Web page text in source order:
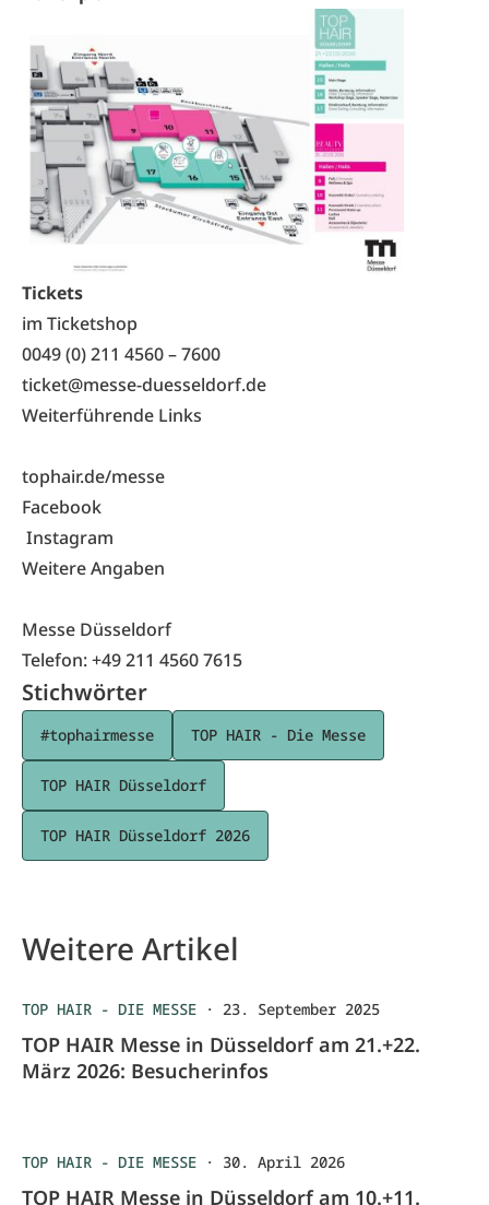
Tickets
im Ticketshop
0049 (0) 211 4560 – 7600
ticket@messe-duesseldorf.de
Weiterführende Links
tophair.de/messe
Facebook
Instagram
Weitere Angaben
Messe Düsseldorf
Telefon: +49 211 4560 7615
Stichwörter
#tophairmesse TOP HAIR - Die Messe
TOP HAIR Düsseldorf
TOP HAIR Düsseldorf 2026
Weitere Artikel
TOP HAIR - DIE MESSE · 23. September 2025
TOP HAIR Messe in Düsseldorf am 21.+22.
März 2026: Besucherinfos
TOP HAIR - DIE MESSE · 30. April 2026
TOP HAIR Messe in Düsseldorf am 10.+11.